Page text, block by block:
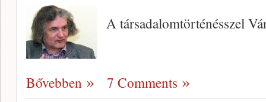
A társadalomtörténésszel
Bővebben 7 Comments